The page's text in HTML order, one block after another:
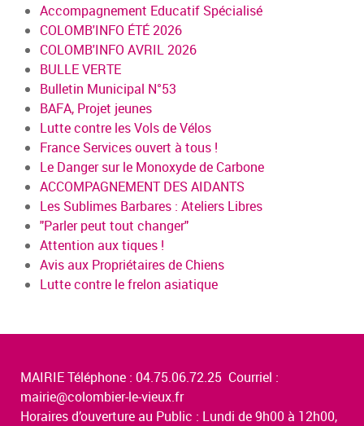
Accompagnement Educatif Spécialisé
COLOMB'INFO ÉTÉ 2026
COLOMB'INFO AVRIL 2026
BULLE VERTE
Bulletin Municipal N°53
BAFA, Projet jeunes
Lutte contre les Vols de Vélos
France Services ouvert à tous !
Le Danger sur le Monoxyde de Carbone
ACCOMPAGNEMENT DES AIDANTS
Les Sublimes Barbares : Ateliers Libres
"Parler peut tout changer"
Attention aux tiques !
Avis aux Propriétaires de Chiens
Lutte contre le frelon asiatique
MAIRIE Téléphone : 04.75.06.72.25 Courriel :
mairie@colombier-le-vieux.fr
Horaires d’ouverture au Public : Lundi de 9h00 à 12h00,